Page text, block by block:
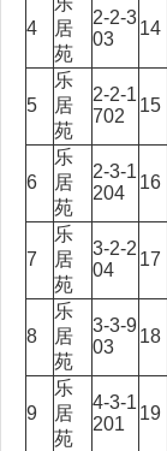
4
居
苑
2-2-3
03
14
5
乐
居
苑
2-2-1
702
15
6
乐
居
苑
2-3-1
204
16
7
乐
居
苑
3-2-2
04
17
8
乐
居
苑
3-3-9
03
18
9
乐
居
苑
4-3-1
201
19